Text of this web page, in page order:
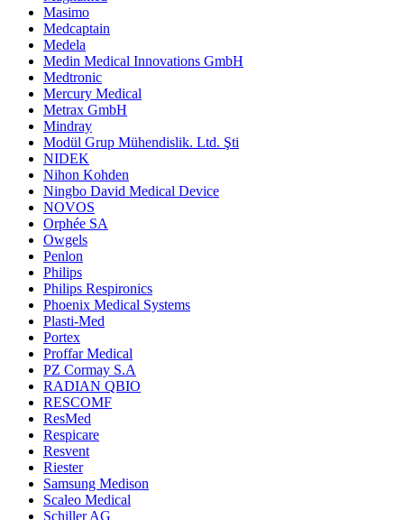
Masimo
Medcaptain
Medela
Medin Medical Innovations GmbH
Medtronic
Mercury Medical
Metrax GmbH
Mindray
Modül Grup Mühendislik. Ltd. Şti
NIDEK
Nihon Kohden
Ningbo David Medical Device
NOVOS
Orphée SA
Owgels
Penlon
Philips
Philips Respironics
Phoenix Medical Systems
Plasti-Med
Portex
Proffar Medical
PZ Cormay S.A
RADIAN QBIO
RESCOMF
ResMed
Respicare
Resvent
Riester
Samsung Medison
Scaleo Medical
Schiller AG